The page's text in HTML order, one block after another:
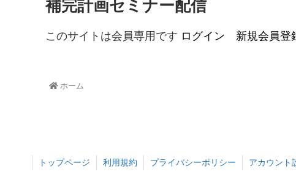
補完計画セミナー配信
このサイトは会員専用です ログイン 新規会員登
ホーム
トップページ 利用規約 プライバシーポリシー アカウント